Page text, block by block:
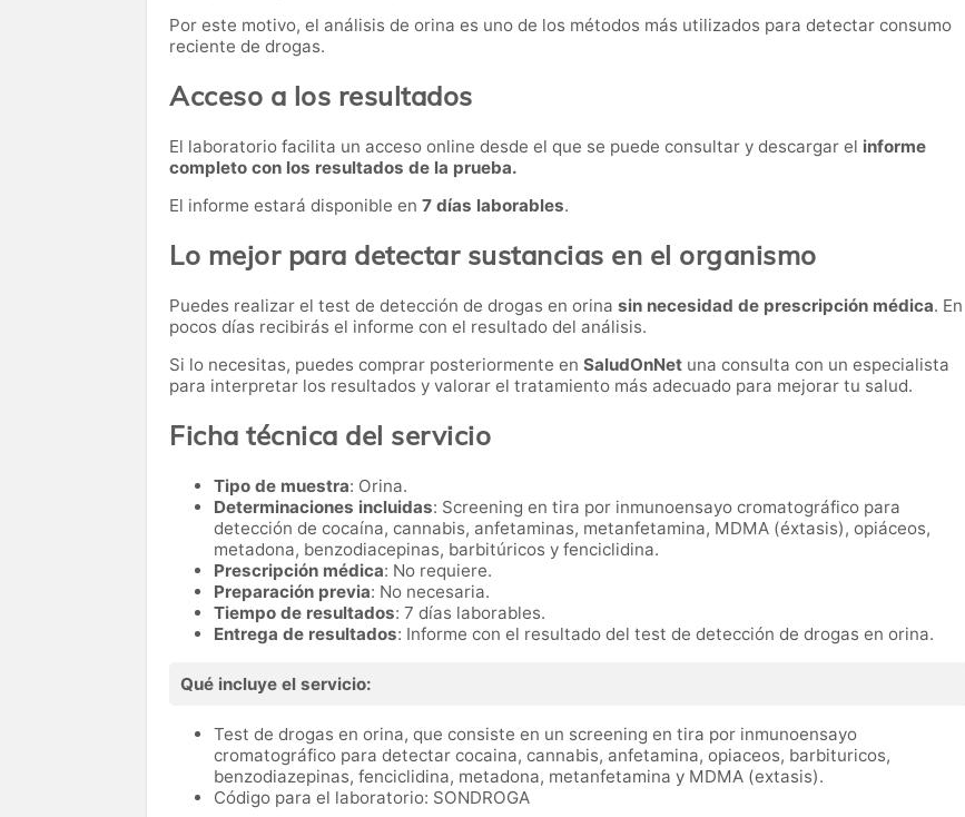
Por este motivo, el análisis de orina es uno de los métodos más utilizados para detectar consumo
reciente de drogas.
Acceso a los resultados
El laboratorio facilita un acceso online desde el que se puede consultar y descargar el informe
completo con los resultados de la prueba.
El informe estará disponible en 7 días laborables.
Lo mejor para detectar sustancias en el organismo
Puedes realizar el test de detección de drogas en orina sin necesidad de prescripción médica. En
pocos días recibirás el informe con el resultado del análisis.
Si lo necesitas, puedes comprar posteriormente en SaludOnNet una consulta con un especialista
para interpretar los resultados y valorar el tratamiento más adecuado para mejorar tu salud.
Ficha técnica del servicio
Tipo de muestra: Orina.
Determinaciones incluidas: Screening en tira por inmunoensayo cromatográfico para
detección de cocaína, cannabis, anfetaminas, metanfetamina, MDMA (éxtasis), opiáceos,
metadona, benzodiacepinas, barbitúricos y fenciclidina.
Prescripción médica: No requiere.
Preparación previa: No necesaria.
Tiempo de resultados: 7 días laborables.
Entrega de resultados: Informe con el resultado del test de detección de drogas en orina.
Qué incluye el servicio:
Test de drogas en orina, que consiste en un screening en tira por inmunoensayo
cromatográfico para detectar cocaina, cannabis, anfetamina, opiaceos, barbituricos,
benzodiazepinas, fenciclidina, metadona, metanfetamina y MDMA (extasis).
Código para el laboratorio: SONDROGA